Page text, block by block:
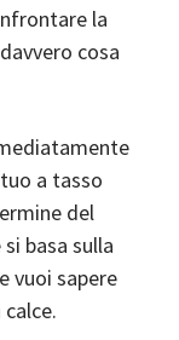
la
cosa
a tasso
del
basa sulla
vuoi sapere